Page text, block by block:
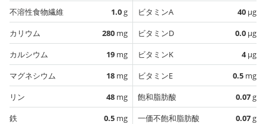
不溶性食物繊維
1.0g
カリウム
280 mg
カルシウム
19 mg
マグネシウム
18 mg
リン
48 mg
鉄
0.5 mg
ビタミンA
40 µg
ビタミンD
0.0 µg
ビタミンK
4µg
ビタミンE
0.5 mg
飽和脂肪酸
0.07g
一価不飽和脂肪酸
0.07g